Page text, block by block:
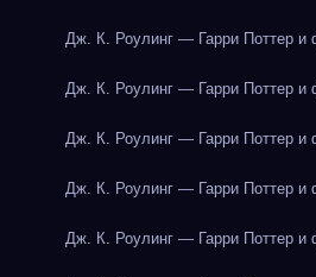
Дж. К. Роулинг — Гарри Поттер и
Дж. К. Роулинг — Гарри Поттер и
Дж. К. Роулинг — Гарри Поттер и
Дж. К. Роулинг — Гарри Поттер и
Дж. К. Роулинг — Гарри Поттер и